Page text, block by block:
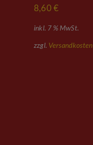
Bewertet mit
5.00von 5
8,60 €
inkl. 7 % MwSt.
zzgl. Versandkosten